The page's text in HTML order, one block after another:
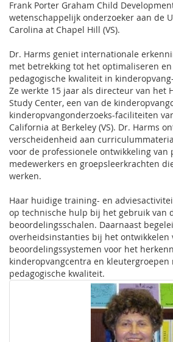
Frank Porter Graham Child
wetenschappelijk onderzoeker aan de
Carolina at Chapel Hill (VS).
Dr. Harms geniet internationale
met betrekking tot het optimaliseren
pedagogische kwaliteit in
Ze werkte 15 jaar als directeur van het
Study Center, een van de
kinderopvangonderzoeks-faciliteiten
California at Berkeley (VS). Dr. Harms
verscheidenheid aan
voor de professionele ontwikkeling van
medewerkers en groepsleerkrachten
werken.
Haar huidige training- en
op technische hulp bij het gebruik van
beoordelingsschalen. Daarnaast
overheidsinstanties bij het ontwikkelen
beoordelingssystemen voor het
kinderopvangcentra en kleutergroepen
pedagogische kwaliteit.